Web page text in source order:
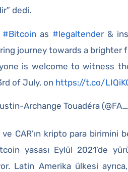
dedi.
#Bitcoin as#legaltender&
journey towards a brighter
is welcome to witness
of July, on https://t.co/
Archange Touadéra
ve CAR’ın kripto para birimini
yasası Eylül 2021’de
Latin Amerika ülkesi